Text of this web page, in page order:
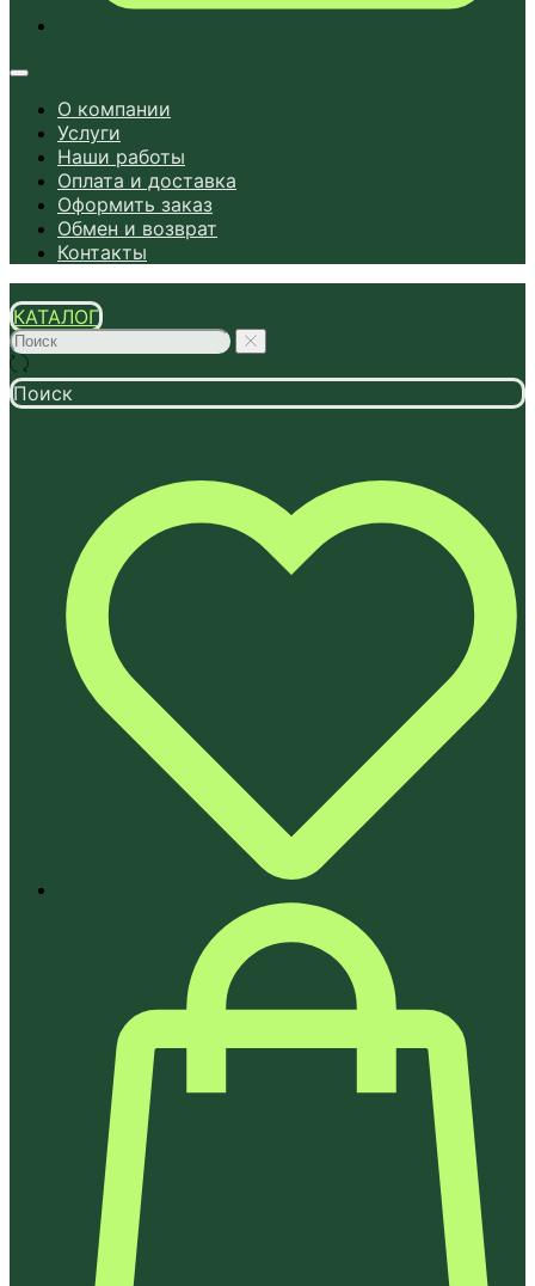
О компании
Услуги
Наши работы
Оплата и доставка
Оформить заказ
Обмен и возврат
Контакты
КАТАЛОГ
Поиск